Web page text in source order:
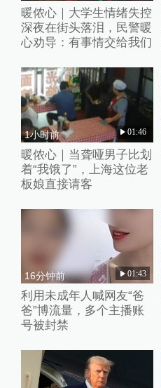
暖侬心｜大学生情绪失控
深夜在街头落泪，民警暖
心劝导：有事情交给我们
1小时前 01:46
暖侬心｜当聋哑男子比划
着“我饿了”，上海这位老
板娘直接请客
16分钟前 01:43
利用未成年人喊网友“爸
爸”博流量，多个主播账
号被封禁